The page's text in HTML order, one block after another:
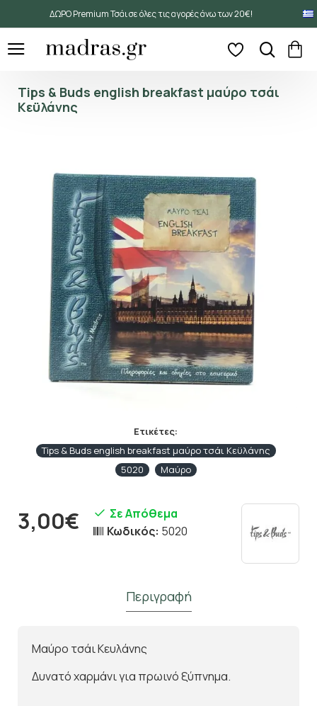
ΔΩΡΟ Premium Τσάι σε όλες τις αγορές άνω των 20€!
Tips & Buds english breakfast μαύρο τσάι
Κεϋλάνης
Ετικέτες:
Tips & Buds english breakfast μαύρο τσάι Κεϋλάνης
5020
Μαύρο
3,00€
Σε Απόθεμα
Κωδικός: 5020
Περιγραφή
Μαύρο τσάι Κευλάνης
Δυνατό χαρμάνι για πρωινό ξύπνημα.